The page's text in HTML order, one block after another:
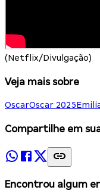
(Netflix/Divulgação)
Veja mais sobre
OscarOscar 2025
Compartilhe em
Encontrou algum